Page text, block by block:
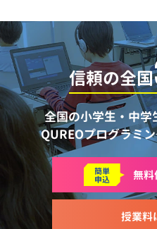
信頼の全国
全国の小学生・中学
QUREOプログラミ
授業料
簡単
申込 無